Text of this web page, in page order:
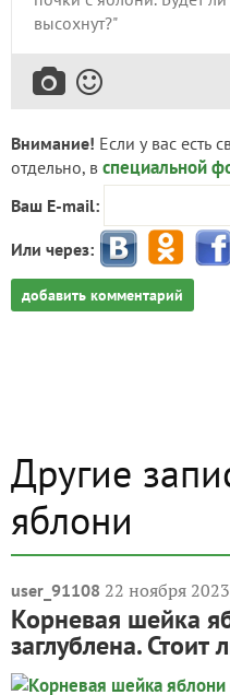
Внимание! Если у вас есть
отдельно, в специальной
Ваш E-mail:
Или через:
добавить комментарий
Другие
яблони
user_91108 22 ноября
Корневая шейка
заглублена. Стоит